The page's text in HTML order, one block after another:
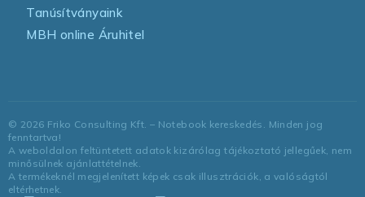
Tanúsítványaink
MBH online Áruhitel
© 2026 Friko Consulting Kft. – Notebook kereskedés. Minden jog
fenntartva!
A weboldalon feltüntetett adatok kizárólag tájékoztató jellegűek, nem
minősülnek ajánlattételnek.
A termékeknél megjelenített képek csak illusztrációk, a valóságtól
eltérhetnek.